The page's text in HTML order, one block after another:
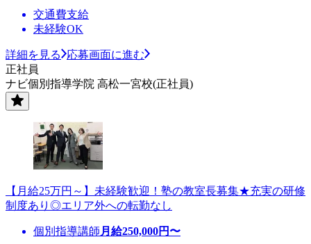
交通費支給
未経験OK
詳細を見る
応募画面に進む
正社員
ナビ個別指導学院 高松一宮校(正社員)
【月給25万円～】未経験歓迎！塾の教室長募集★充実の研修
制度あり◎エリア外への転勤なし
個別指導講師 月給250,000円〜